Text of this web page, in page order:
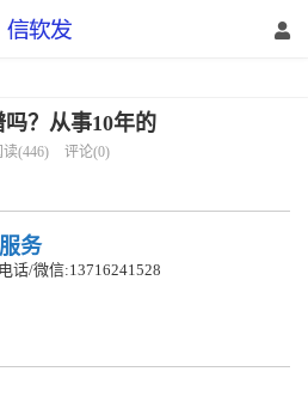
？从事10年的
读(446) 评论(0)
务
电话/微信:13716241528